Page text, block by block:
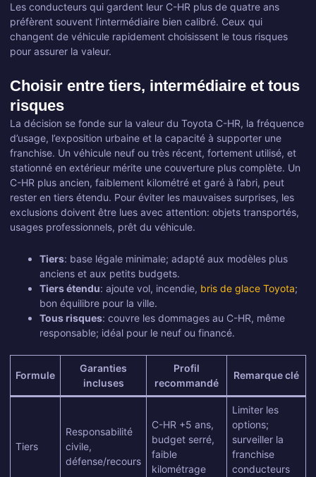
Les conducteurs qui gardent leur C-HR plus de quatre ans
préfèrent souvent l’intermédiaire bien calibré. Ceux qui
changent de véhicule rapidement choisissent le tous risques
pour assurer la valeur.
Choisir entre tiers, intermédiaire et tous
risques
La décision se fonde sur la valeur du Toyota C-HR, la fréquence
d’usage, l’exposition urbaine et la capacité à supporter une
franchise. Un véhicule neuf ou très récent, fortement utilisé, et
stationné en extérieur mérite une couverture plus complète. Un
C-HR plus ancien, faiblement kilométré et garé à l’abri, peut
rester en tiers étendu. Pour éviter les mauvaises surprises, les
exclusions doivent être lues avec attention: objets transportés,
usages professionnels, prêt du véhicule.
Tiers: base légale minimale; adapté aux modèles plus
anciens et aux petits budgets.
Tiers étendu: ajoute vol, incendie, bris de glace Toyota;
bon équilibre pour la ville.
Tous risques: couvre les dommages au C-HR, même
responsable; idéal pour le neuf ou financé.
Formule
Garanties
incluses
Profil
recommandé
Remarque clé
Tiers
Responsabilité
civile,
défense/recours
C-HR +5 ans,
budget serré,
faible
kilométrage
Limiter les
options;
surveiller la
franchise
conducteurs